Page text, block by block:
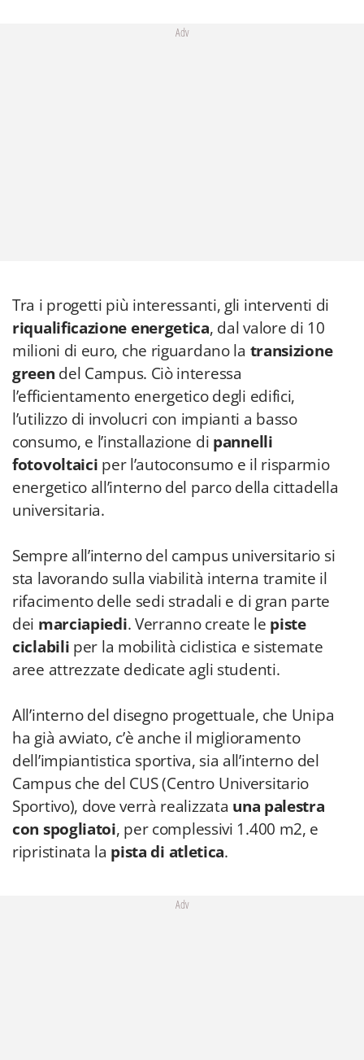
Adv
Tra i progetti più interessanti, gli interventi di
riqualificazione energetica, dal valore di 10
milioni di euro, che riguardano la transizione
green del Campus. Ciò interessa
l’efficientamento energetico degli edifici,
l’utilizzo di involucri con impianti a basso
consumo, e l’installazione di pannelli
fotovoltaici per l’autoconsumo e il risparmio
energetico all’interno del parco della cittadella
universitaria.
Sempre all’interno del campus universitario si
sta lavorando sulla viabilità interna tramite il
rifacimento delle sedi stradali e di gran parte
dei marciapiedi. Verranno create le piste
ciclabili per la mobilità ciclistica e sistemate
aree attrezzate dedicate agli studenti.
All’interno del disegno progettuale, che Unipa
ha già avviato, c’è anche il miglioramento
dell’impiantistica sportiva, sia all’interno del
Campus che del CUS (Centro Universitario
Sportivo), dove verrà realizzata una palestra
con spogliatoi, per complessivi 1.400 m2, e
ripristinata la pista di atletica.
Adv